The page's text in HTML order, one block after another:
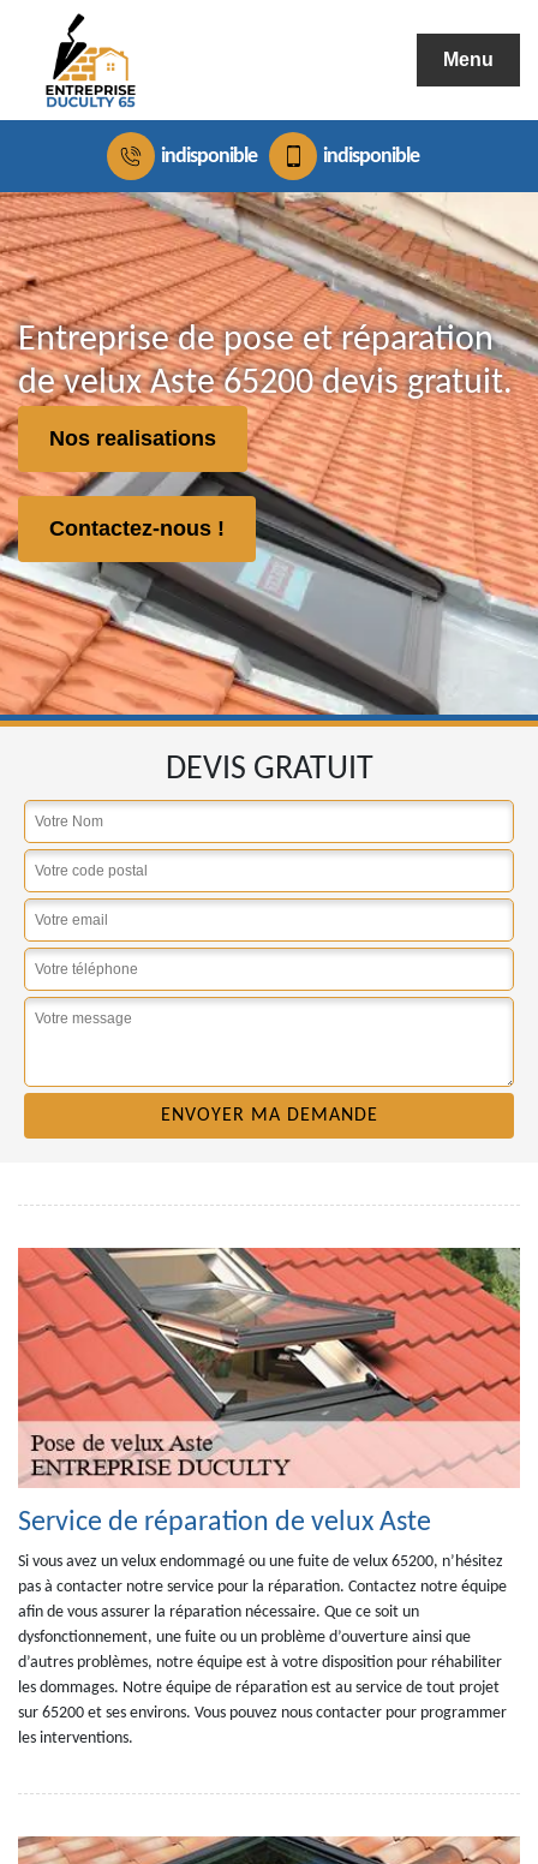
Menu
indisponible indisponible
Entreprise de pose et réparation
de velux Aste 65200 devis gratuit.
Nos realisations
Contactez-nous !
DEVIS GRATUIT
Service de réparation de velux Aste
Si vous avez un velux endommagé ou une fuite de velux 65200, n’hésitez
pas à contacter notre service pour la réparation. Contactez notre équipe
afin de vous assurer la réparation nécessaire. Que ce soit un
dysfonctionnement, une fuite ou un problème d’ouverture ainsi que
d’autres problèmes, notre équipe est à votre disposition pour réhabiliter
les dommages. Notre équipe de réparation est au service de tout projet
sur 65200 et ses environs. Vous pouvez nous contacter pour programmer
les interventions.